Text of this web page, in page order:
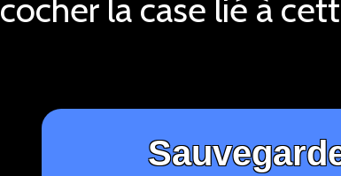
la case lié à